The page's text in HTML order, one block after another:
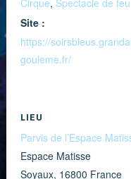
Site :
https://
gouleme.fr/
LIEU
Parvis de l’Espace
Espace Matisse
Soyaux, 16800 France